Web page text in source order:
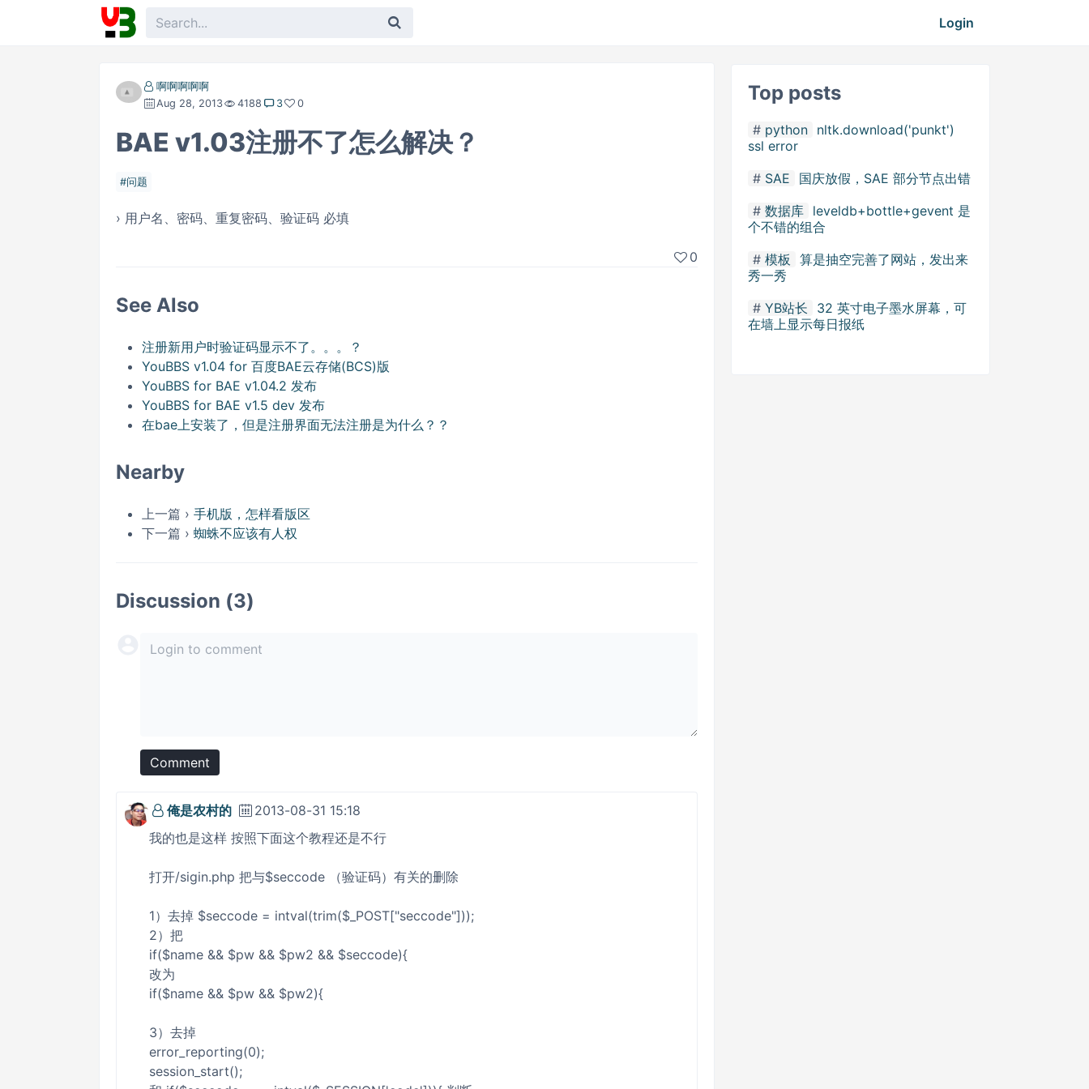
Login
啊啊啊啊啊
Aug 28, 2013
4188 3 0
BAE v1.03注册不了怎么解决？
问题
› 用户名、密码、重复密码、验证码 必填
0
See Also
注册新用户时验证码显示不了。。。？
YouBBS v1.04 for 百度BAE云存储(BCS)版
YouBBS for BAE v1.04.2 发布
YouBBS for BAE v1.5 dev 发布
在bae上安装了，但是注册界面无法注册是为什么？？
Nearby
上一篇 › 手机版，怎样看版区
下一篇 › 蜘蛛不应该有人权
Discussion (3)
Comment
俺是农村的
2013-08-31 15:18
我的也是这样 按照下面这个教程还是不行
打开/sigin.php 把与$seccode （验证码）有关的删除
1）去掉 $seccode = intval(trim($_POST["seccode"]));
2）把
if($name && $pw && $pw2 && $seccode){
改为
if($name && $pw && $pw2){
3）去掉
error_reporting(0);
session_start();
Top posts
python nltk.download('punkt')
ssl error
SAE
国庆放假，SAE 部分节点出错
数据库 leveldb+bottle+gevent 是
个不错的组合
模板
算是抽空完善了网站，发出来
秀一秀
YB站长
32 英寸电子墨水屏幕，可
在墙上显示每日报纸